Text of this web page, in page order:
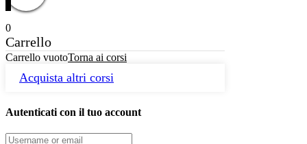
0
Carrello
Carrello vuotoTorna ai corsi
Acquista altri corsi
Autenticati con il tuo account